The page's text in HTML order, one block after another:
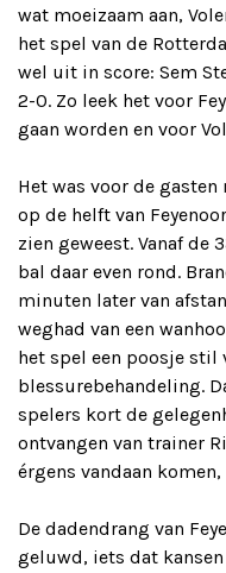
wat moeizaam aan,
het spel van de
wel uit in score: Sem
2-0. Zo leek het voor
gaan worden en voor
Het was voor de
op de helft van
zien geweest. Vanaf
bal daar even rond.
minuten later van
weghad van een
het spel een poosje stil
blessurebehandeling.
spelers kort de
ontvangen van trainer
érgens vandaan
De dadendrang van
geluwd, iets dat